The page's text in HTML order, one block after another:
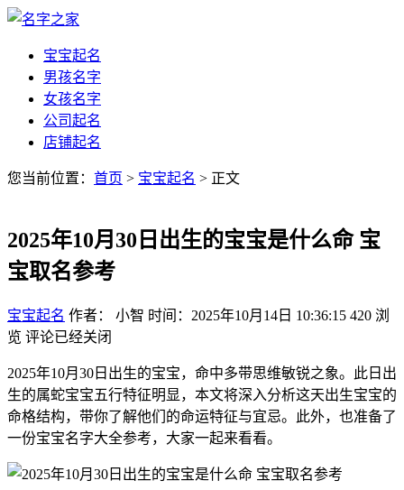
宝宝起名
男孩名字
女孩名字
公司起名
店铺起名
您当前位置： 首页 > 宝宝起名 > 正文
2025年10月30日出生的宝宝是什么命 宝
宝取名参考
宝宝起名 作者： 小智 时间：2025年10月14日 10:36:15 420 浏
览 评论已经关闭
2025年10月30日出生的宝宝，命中多带思维敏锐之象。此日出
生的属蛇宝宝五行特征明显，本文将深入分析这天出生宝宝的
命格结构，带你了解他们的命运特征与宜忌。此外，也准备了
一份宝宝名字大全参考，大家一起来看看。